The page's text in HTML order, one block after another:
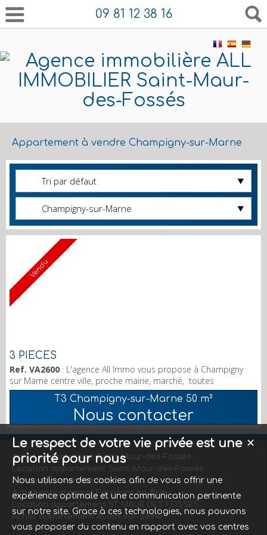
09 81 12 38 16
Appartement à vendre Champigny-sur-Marne
Tri par défaut
Champigny-sur-Marne
Vendu
3 PIECES
Ref. VA2600 : L'agence All Immo vous propose à Champigny
sur Marne centre ville, proche mairie, marché, toutes
commodités. Dans petite copropriété, un appartement de 3
pièces 49,33 m2 avec entrée, séjour, chambre, bureau, cuisine,
salle d'eau, wc. quelques travaux à prévoir. Chauffage individuel
au gaz. Cave et grenier. Agence All immo 3 avenue Gambetta
94100 SAINT MAUR DES FOSSES; Tél. ; ...
T3 Champigny-sur-Marne 50 m²
Nous contacter
Achat appartement Saint-Maur-des-Fossés
Location appartement Saint-Maur-des-Fossés
Achat appartement Paris
Achat appartement Ferrières-en-Brie
Location appartement ST MAUR DES FOSSES
Achat appartement Ablon-sur-Seine
✕
Le respect de votre vie privée est une
priorité pour nous
Nous utilisons des cookies afin de vous offrir une
expérience optimale et une communication pertinente
sur notre site. Grace à ces technologies, nous pouvons
vous proposer du contenu en rapport avec vos centres